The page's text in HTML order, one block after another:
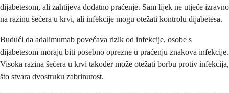
dijabetesom, ali zahtijeva dodatno praćenje. Sam lijek ne utječe izravno
na razinu šećera u krvi, ali infekcije mogu otežati kontrolu dijabetesa.
Budući da adalimumab povećava rizik od infekcije, osobe s
dijabetesom moraju biti posebno oprezne u praćenju znakova infekcije.
Visoka razina šećera u krvi također može otežati borbu protiv infekcija,
što stvara dvostruku zabrinutost.